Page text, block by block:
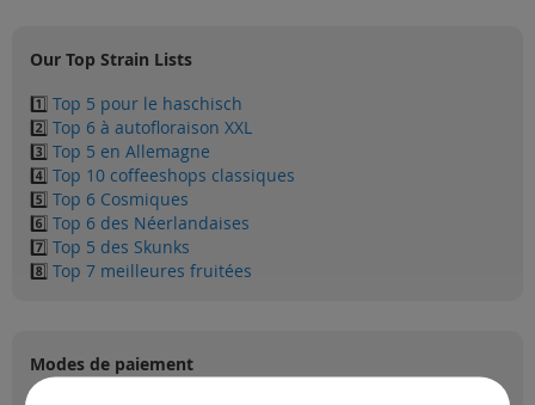
Our Top Strain Lists
1️⃣ Top 5 pour le haschisch
2️⃣ Top 6 à autofloraison XXL
3️⃣ Top 5 en Allemagne
4️⃣ Top 10 coffeeshops classiques
5️⃣ Top 6 Cosmiques
6️⃣ Top 6 des Néerlandaises
7️⃣ Top 5 des Skunks
8️⃣ Top 7 meilleures fruitées
Modes de paiement